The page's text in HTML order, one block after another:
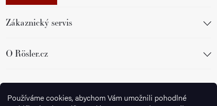
Používáme cookies, abychom Vám umožnili pohodlné
Zákaznický servis
O Rösler.cz
Sledujte nás